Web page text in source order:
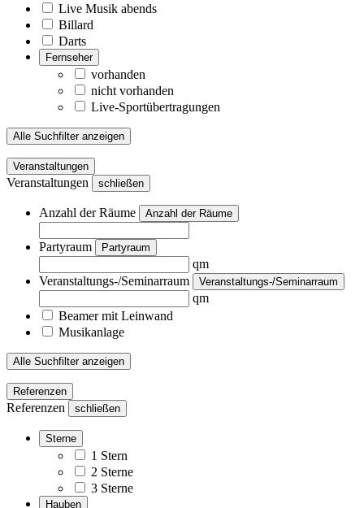
Live Musik abends
Billard
Darts
Fernseher
vorhanden
nicht vorhanden
Live-Sportübertragungen
Alle Suchfilter anzeigen
Veranstaltungen
Veranstaltungen schließen
Anzahl der Räume Anzahl der Räume
Partyraum Partyraum
qm
Veranstaltungs-/Seminarraum
Veranstaltungs-/Seminarraum
qm
Beamer mit Leinwand
Musikanlage
Alle Suchfilter anzeigen
Referenzen
Referenzen schließen
Sterne
1 Stern
2 Sterne
3 Sterne
Hauben